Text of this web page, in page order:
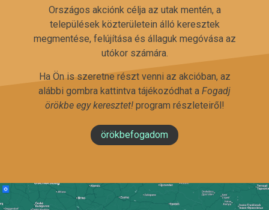
Országos akciónk célja az utak mentén, a
települések közterületein álló keresztek
megmentése, felújítása és állaguk megóvása az
utókor számára.
Ha Ön is szeretne részt venni az akcióban, az
alábbi gombra kattintva tájékozódhat a Fogadj
örökbe egy keresztet!program részleteiről!
örökbefogadom